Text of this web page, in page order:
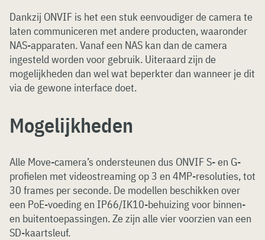
Dankzij ONVIF is het een stuk eenvoudiger de camera te
laten communiceren met andere producten, waaronder
NAS-apparaten. Vanaf een NAS kan dan de camera
ingesteld worden voor gebruik. Uiteraard zijn de
mogelijkheden dan wel wat beperkter dan wanneer je dit
via de gewone interface doet.
Mogelijkheden
Alle Move-camera’s ondersteunen dus ONVIF S- en G-
profielen met videostreaming op 3 en 4MP-resoluties, tot
30 frames per seconde. De modellen beschikken over
een PoE-voeding en IP66/IK10-behuizing voor binnen-
en buitentoepassingen. Ze zijn alle vier voorzien van een
SD-kaartsleuf.